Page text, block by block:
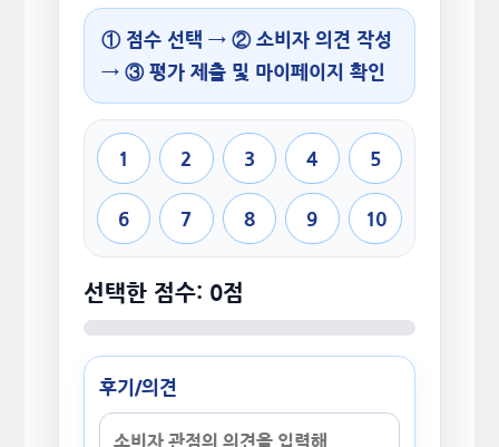
① 점수 선택 → ② 소비자 의견 작성
→ ③ 평가 제출 및 마이페이지 확인
1 2 3 4 5
6 7 8 9 10
선택한 점수: 0점
후기/의견